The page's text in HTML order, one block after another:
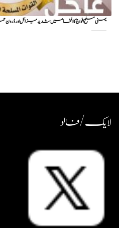
یمنی مسلح افواج کا المخا میں شدید میزائل اور
لایک / فالو